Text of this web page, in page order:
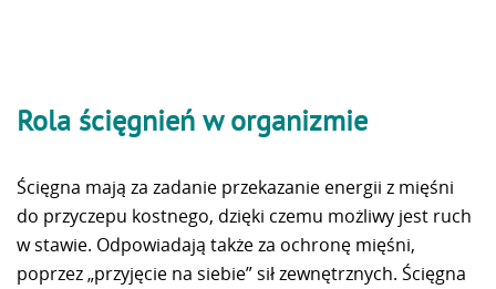
Rola ścięgnień w organizmie
Ścięgna mają za zadanie przekazanie energii z mięśni
do przyczepu kostnego, dzięki czemu możliwy jest ruch
w stawie. Odpowiadają także za ochronę mięśni,
poprzez „przyjęcie na siebie” sił zewnętrznych. Ścięgna